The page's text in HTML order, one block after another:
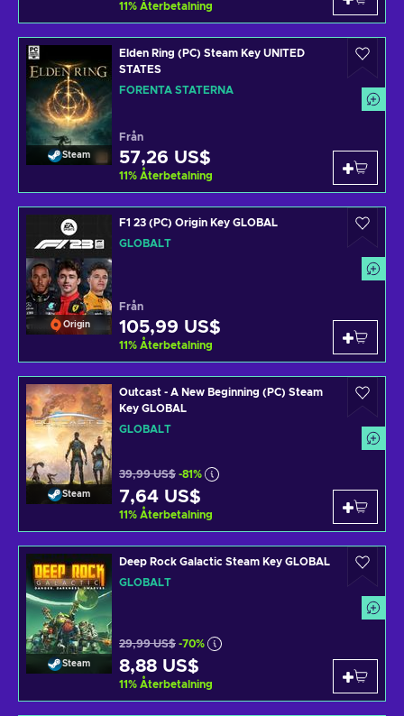
11% Återbetalning
Steam
Elden Ring (PC) Steam Key UNITED
STATES
FÖRENTA STATERNA
Från
57,26 US$
11% Återbetalning
Origin
F1 23 (PC) Origin Key GLOBAL
GLOBALT
Från
105,99 US$
11% Återbetalning
Steam
Outcast - A New Beginning (PC) Steam
Key GLOBAL
GLOBALT
39,99 US$ -81%
7,64 US$
11% Återbetalning
Steam
Deep Rock Galactic Steam Key GLOBAL
GLOBALT
29,99 US$ -70%
8,88 US$
11% Återbetalning